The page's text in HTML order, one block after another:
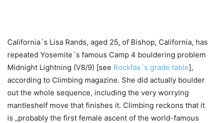
California´s Lisa Rands, aged 25, of Bishop, California, has
repeated Yosemite´s famous Camp 4 bouldering problem
Midnight Lightning (V8/9) [see Rockfax´s grade table],
according to Climbing magazine. She did actually boulder
out the whole sequence, including the very worrying
mantleshelf move that finishes it. Climbing reckons that it
is „probably the first female ascent of the world-famous